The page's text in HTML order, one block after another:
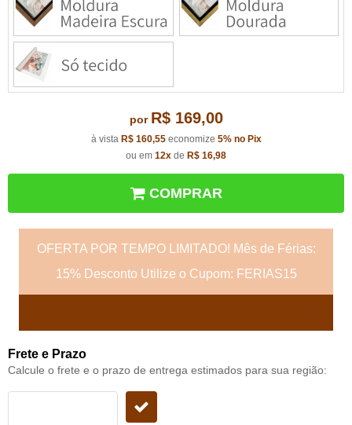
por R$ 169,00
à vista R$ 160,55economize 5% no Pix
ou em 12x de R$ 16,98
COMPRAR
OFERTA POR TEMPO LIMITADO! Mês de Férias:
15% Desconto Utilize o Cupom: FERIAS15
Frete e Prazo
Calcule o frete e o prazo de entrega estimados para sua região: